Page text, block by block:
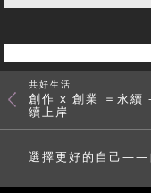
共好生活
創作 x 創業 ＝永續
續上岸
選擇更好的自己——